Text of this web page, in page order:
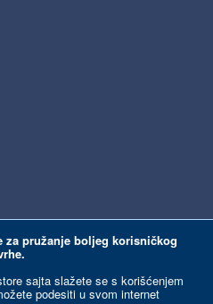
za pružanje boljeg korisničkog
sajta slažete se s korišćenjem
podesiti u svom internet